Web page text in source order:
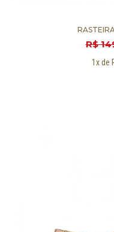
R$
1x de